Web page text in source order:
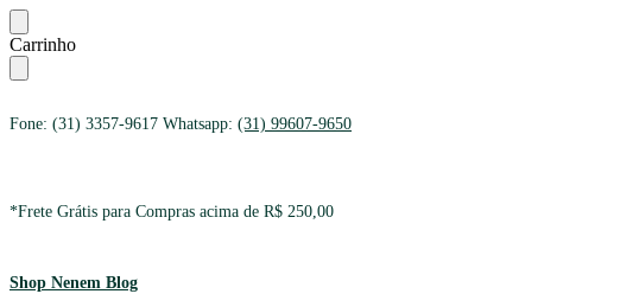
Ir
para
a
Ir
para
o
Carrinho
Fone: (31) 3357-9617 Whatsapp: (31) 99607-9650
*Frete Grátis para Compras acima de R$ 250,00
Shop Nenem Blog